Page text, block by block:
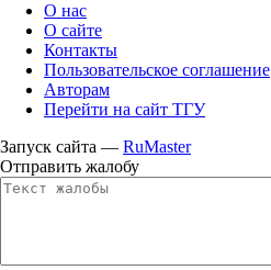
О нас
О сайте
Контакты
Пользовательское соглашение
Авторам
Перейти на сайт ТГУ
Запуск сайта — RuMaster
Отправить жалобу